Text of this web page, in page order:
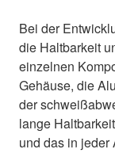
Bei der
die Haltbarkeit
einzelnen
Gehäuse, die
der
lange
und das in jeder